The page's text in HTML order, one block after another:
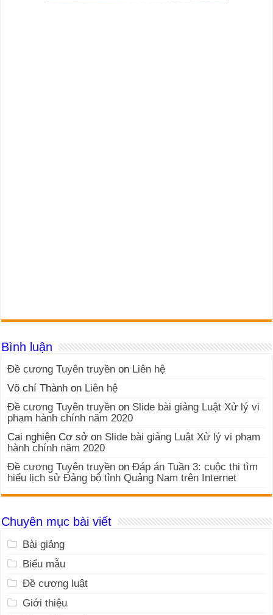
Bình luận
Đề cương Tuyên truyền on Liên hệ
Võ chí Thành on Liên hệ
Đề cương Tuyên truyền on Slide bài giảng Luật Xử lý vi
phạm hành chính năm 2020
Cai nghiện Cơ sở on Slide bài giảng Luật Xử lý vi phạm
hành chính năm 2020
Đề cương Tuyên truyền onĐáp án Tuần 3: cuộc thi tìm
hiểu lịch sử Đảng bộ tỉnh Quảng Nam trên Internet
Chuyên mục bài viết
Bài giảng
Biểu mẫu
Đề cương luật
Giới thiệu